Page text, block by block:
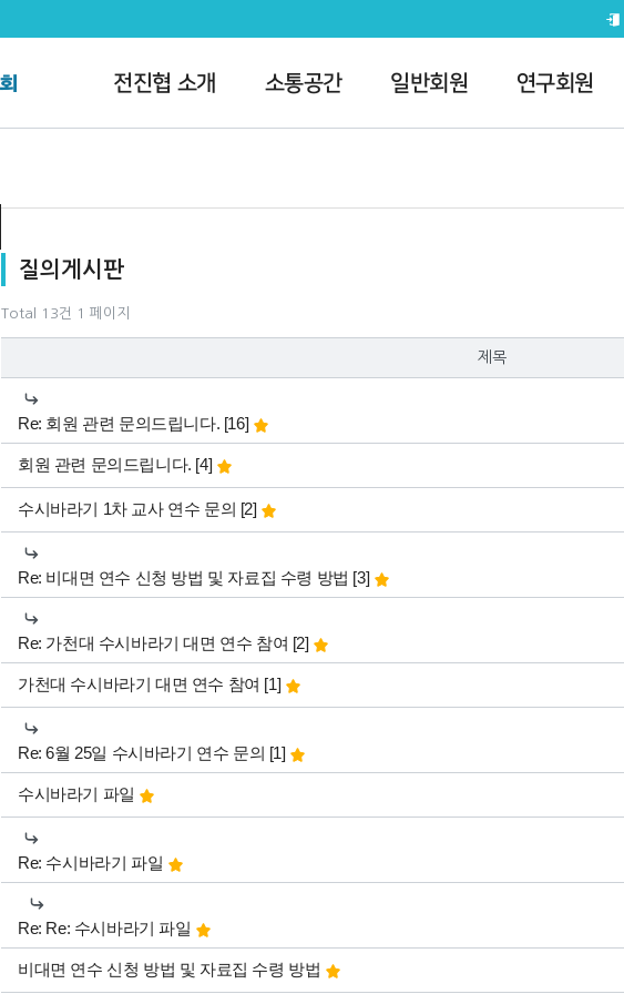
전진협 소개 소통공간 일반회원 연구회원
질의게시판목록
Total 13건 1 페이지
제목
Re: 회원 관련 문의드립니다. 댓글
[16]개
회원 관련 문의드립니다. 댓글
[4]개
수시바라기 1차 교사 연수 문의 댓글
[2]개
Re: 비대면 연수 신청 방법 및 자료집 수령 방법 댓글
[3]개
Re: 가천대 수시바라기 대면 연수 참여 댓글
[2]개
가천대 수시바라기 대면 연수 참여 댓글
[1]개
Re: 6월 25일 수시바라기 연수 문의 댓글
[1]개
수시바라기 파일
Re: 수시바라기 파일
Re: Re: 수시바라기 파일
비대면 연수 신청 방법 및 자료집 수령 방법